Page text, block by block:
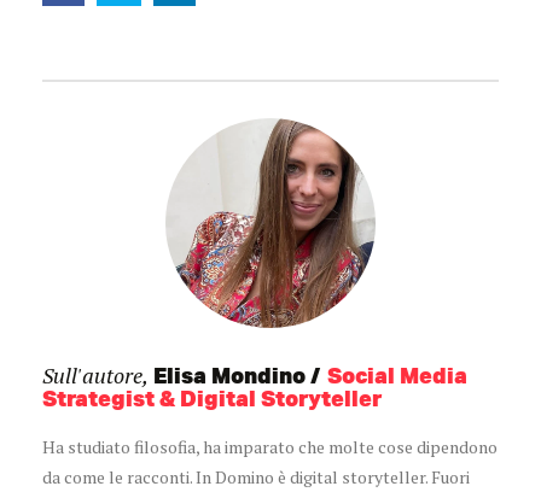
Sull'autore, Elisa Mondino
Social Media
Strategist & Digital Storyteller
Ha studiato filosofia, ha imparato che molte cose dipendono
da come le racconti. In Domino è digital storyteller. Fuori